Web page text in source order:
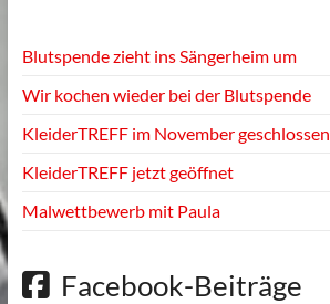
Blutspende zieht ins Sängerheim um
Wir kochen wieder bei der Blutspende
KleiderTREFF im November geschlossen
KleiderTREFF jetzt geöffnet
Malwettbewerb mit Paula
Facebook-Beiträge